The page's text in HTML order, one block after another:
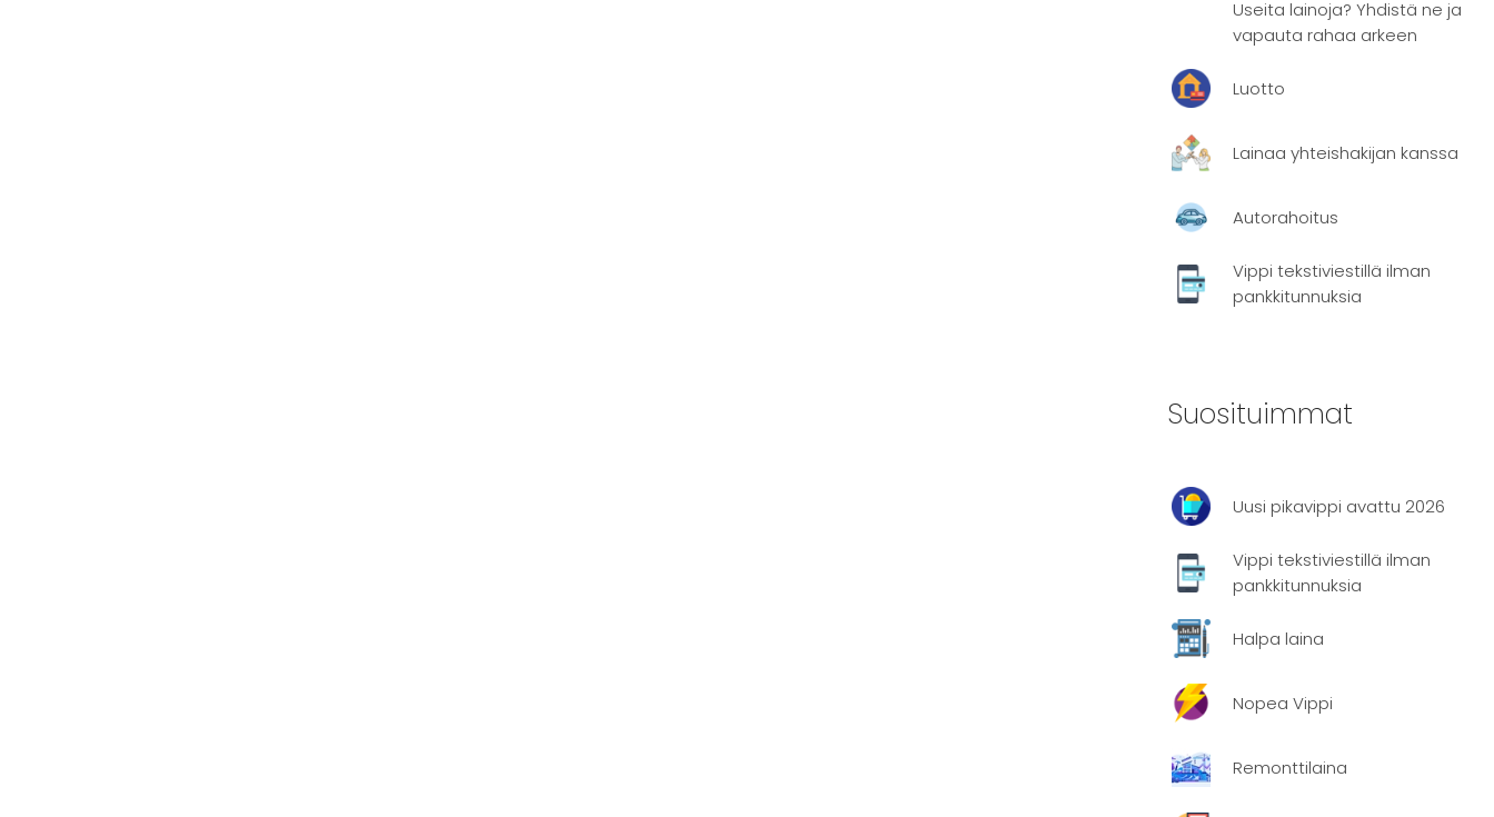
Useita lainoja? Yhdistä ne ja
vapauta rahaa arkeen
Luotto
Lainaa yhteishakijan kanssa
Autorahoitus
Vippi tekstiviestillä ilman
pankkitunnuksia
Suosituimmat
Uusi pikavippi avattu 2026
Vippi tekstiviestillä ilman
pankkitunnuksia
Halpa laina
Nopea Vippi
Remonttilaina